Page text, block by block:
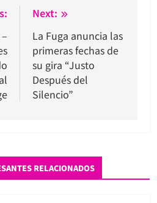
Next:
La Fuga anuncia las
primeras fechas de
su gira “Justo
Después del
Silencio”
RELACIONADOS